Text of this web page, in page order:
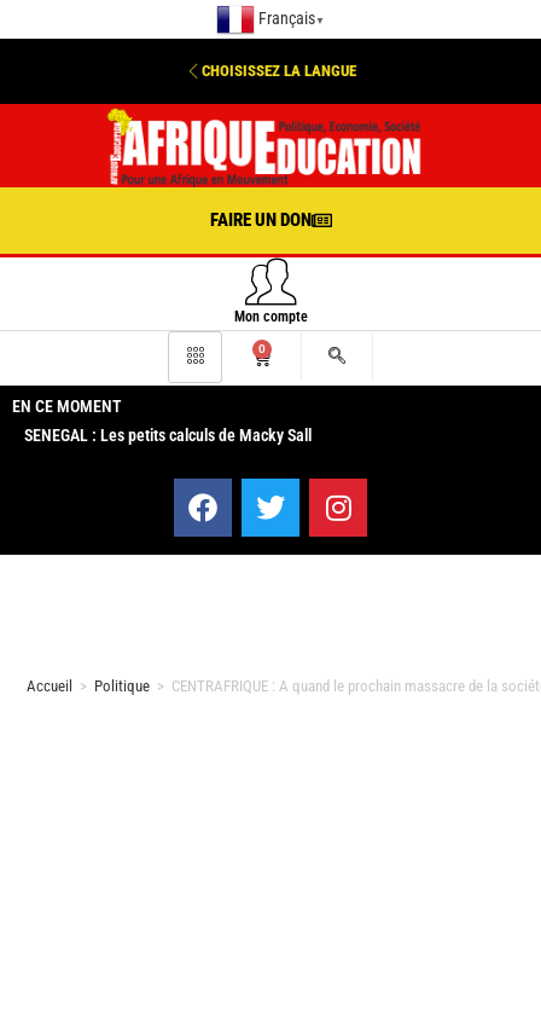
Français ▼
CHOISISSEZ LA LANGUE
FAIRE UN DON
Mon compte
0
EN CE MOMENT
SENEGAL : Les petits calculs de Macky Sall
Accueil > Politique > CENTRAFRIQUE : A quand le prochain massacre de la